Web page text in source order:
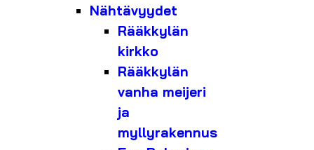
Nähtävyydet
Rääkkylän
kirkko
Rääkkylän
vanha meijeri
ja
myllyrakennus